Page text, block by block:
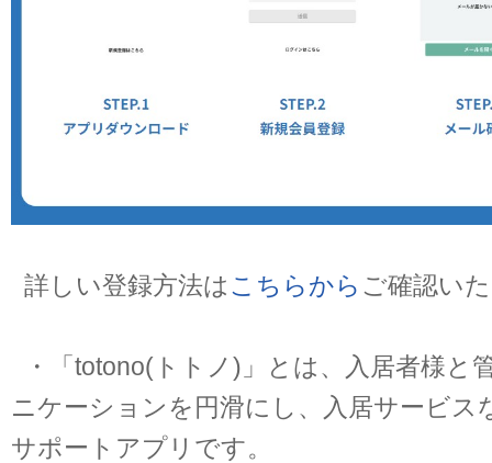
詳しい登録方法はこちらから ご確認い
・「totono(トトノ)」とは、入居者様と
ニケーションを円滑にし、入居サービス
サポートアプリです。